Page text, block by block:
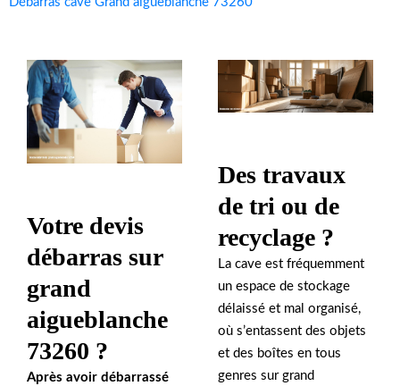
Votre devis
débarras sur
grand
aigueblanche
73260 ?
Après avoir débarrassé
Des travaux
de tri ou de
recyclage ?
La cave est fréquemment
un espace de stockage
délaissé et mal organisé,
où s’entassent des objets
et des boîtes en tous
genres sur grand